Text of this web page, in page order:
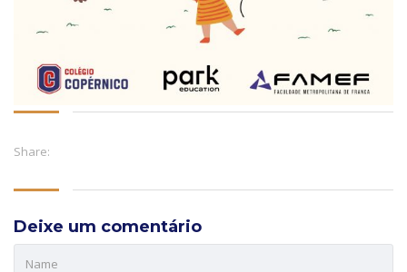
Share:
Deixe um comentário